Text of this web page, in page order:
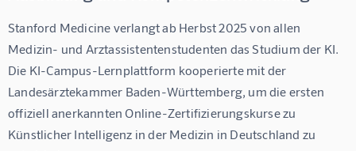
Stanford Medicine verlangt ab Herbst 2025 von allen
Medizin- und Arztassistentenstudenten das Studium der KI.
Die KI-Campus-Lernplattform kooperierte mit der
Landesärztekammer Baden-Württemberg, um die ersten
offiziell anerkannten Online-Zertifizierungskurse zu
Künstlicher Intelligenz in der Medizin in Deutschland zu